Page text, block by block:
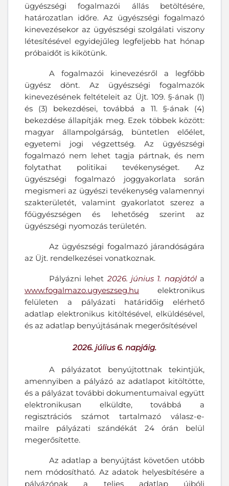
ügyészségi fogalmazói állás betöltésére,
határozatlan időre. Az ügyészségi fogalmazó
kinevezésekor az ügyészségi szolgálati viszony
létesítésével egyidejűleg legfeljebb hat hónap
próbaidőt is kikötünk.
A fogalmazói kinevezésről a legfőbb
ügyész dönt. Az ügyészségi fogalmazók
kinevezésének feltételeit az Üjt. 109. §-ának (1)
és (3) bekezdései, továbbá a 11. §-ának (4)
bekezdése állapítják meg. Ezek többek között:
magyar állampolgárság, büntetlen előélet,
egyetemi jogi végzettség. Az ügyészségi
fogalmazó nem lehet tagja pártnak, és nem
folytathat politikai tevékenységet. Az
ügyészségi fogalmazó joggyakorlata során
megismeri az ügyészi tevékenység valamennyi
szakterületét, valamint gyakorlatot szerez a
főügyészségen és lehetőség szerint az
ügyészségi nyomozás területén.
Az ügyészségi fogalmazó járandóságára
az Üjt. rendelkezései vonatkoznak.
Pályázni lehet 2026. június 1. napjátóla
www.fogalmazo.ugyeszseg.hu elektronikus
felületen a pályázati határidőig elérhető
adatlap elektronikus kitöltésével, elküldésével,
és az adatlap benyújtásának megerősítésével
2026. július 6. napjáig.
A pályázatot benyújtottnak tekintjük,
amennyiben a pályázó az adatlapot kitöltötte,
és a pályázat további dokumentumaival együtt
elektronikusan elküldte, továbbá a
regisztrációs számot tartalmazó válasz-e-
mailre pályázati szándékát 24 órán belül
megerősítette.
Az adatlap a benyújtást követően utóbb
nem módosítható. Az adatok helyesbítésére a
pályázónak a teljes adatlap újbóli